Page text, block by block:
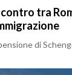
tra
di